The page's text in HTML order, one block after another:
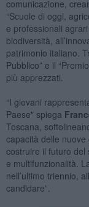
comunicazione,
“Scuole di oggi,
e professionali
biodiversità,
patrimonio italiano.
Pubblico” e il
più apprezzati.
“I giovani
Paese" spiega
Toscana,
capacità delle
costruire il futuro
e multifunzionalità.
nell’ultimo triennio,
candidare”.